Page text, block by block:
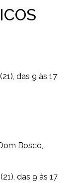
das 9 às 17
Bosco,
das 9 às 17